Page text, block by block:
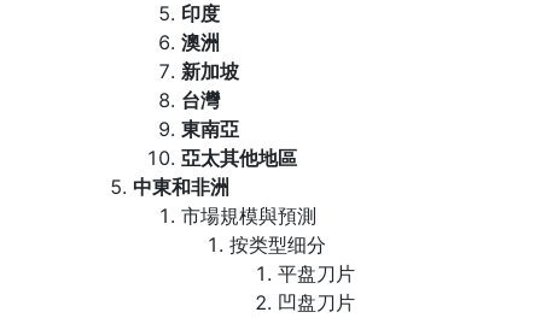
印度
澳洲
新加坡
台灣
東南亞
亞太其他地區
中東和非洲
市場規模與預測
按类型细分
平盘刀片
凹盘刀片